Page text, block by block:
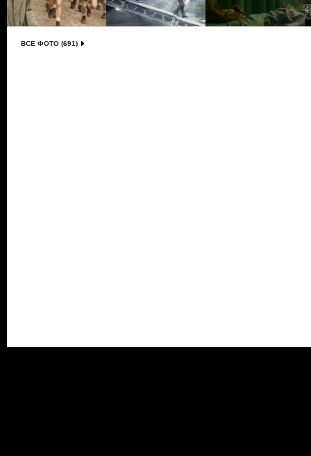
ВСЕ ФОТО (691)